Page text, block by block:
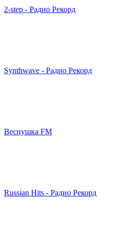
2-step - Радио Рекорд
Synthwave - Радио Рекорд
Веснушка FM
Russian Hits - Радио Рекорд